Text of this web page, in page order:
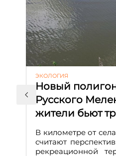
ЭКОЛОГИЯ
Новый
Русского
жители бьют
В километре от
считают
рекреационной